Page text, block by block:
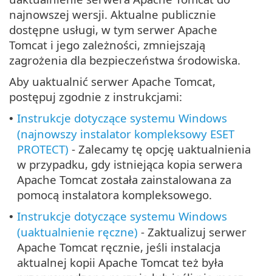
najnowszej wersji. Aktualne publicznie
dostępne usługi, w tym serwer Apache
Tomcat i jego zależności, zmniejszają
zagrożenia dla bezpieczeństwa środowiska.
Aby uaktualnić serwer Apache Tomcat,
postępuj zgodnie z instrukcjami:
• Instrukcje dotyczące systemu Windows
(najnowszy instalator kompleksowy ESET
PROTECT) - Zalecamy tę opcję uaktualnienia
w przypadku, gdy istniejąca kopia serwera
Apache Tomcat została zainstalowana za
pomocą instalatora kompleksowego.
• Instrukcje dotyczące systemu Windows
(uaktualnienie ręczne) - Zaktualizuj serwer
Apache Tomcat ręcznie, jeśli instalacja
aktualnej kopii Apache Tomcat też była